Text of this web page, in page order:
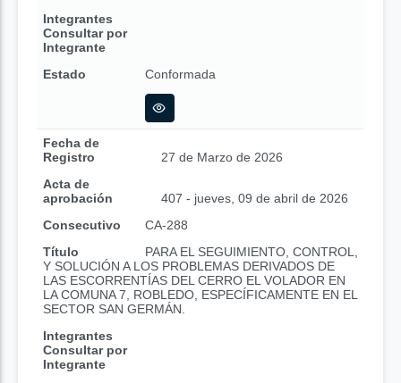
Integrantes
Consultar por
Integrante
Estado
Conformada
Fecha de
Registro
27 de Marzo de 2026
Acta de
aprobación
407 - jueves, 09 de abril de 2026
Consecutivo
CA-288
Título
PARA EL SEGUIMIENTO, CONTROL,
Y SOLUCIÓN A LOS PROBLEMAS DERIVADOS DE
LAS ESCORRENTÍAS DEL CERRO EL VOLADOR EN
LA COMUNA 7, ROBLEDO, ESPECÍFICAMENTE EN EL
SECTOR SAN GERMÁN.
Integrantes
Consultar por
Integrante